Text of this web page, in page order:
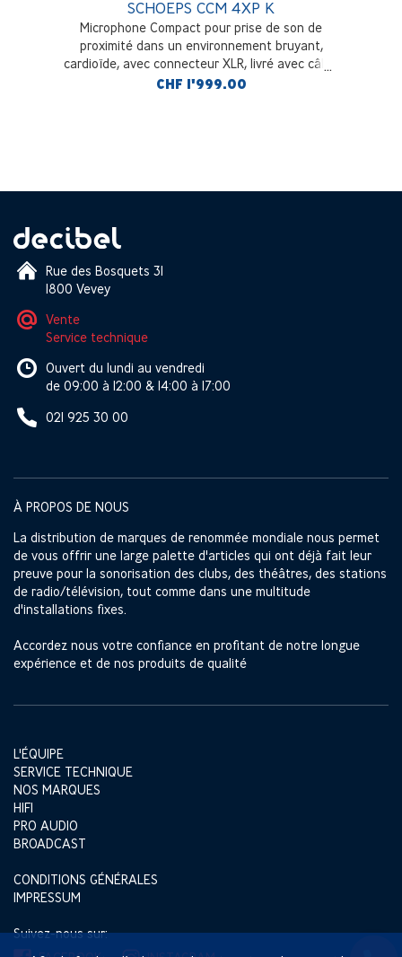
SCHOEPS CCM 4XP K
Microphone Compact pour prise de son de
proximité dans un environnement bruyant,
cardioïde, avec connecteur XLR, livré avec câble
K5LU et pince SGC
CHF 1'999.00
Rue des Bosquets 31
1800 Vevey
Vente
Service technique
Ouvert du lundi au vendredi
de 09:00 à 12:00 & 14:00 à 17:00
021 925 30 00
À PROPOS DE NOUS
La distribution de marques de renommée mondiale nous permet
de vous offrir une large palette d'articles qui ont déjà fait leur
preuve pour la sonorisation des clubs, des théâtres, des stations
de radio/télévision, tout comme dans une multitude
d'installations fixes.
Accordez nous votre confiance en profitant de notre longue
expérience et de nos produits de qualité
L'ÉQUIPE
SERVICE TECHNIQUE
NOS MARQUES
HIFI
PRO AUDIO
BROADCAST
CONDITIONS GÉNÉRALES
IMPRESSUM
Suivez-nous sur: